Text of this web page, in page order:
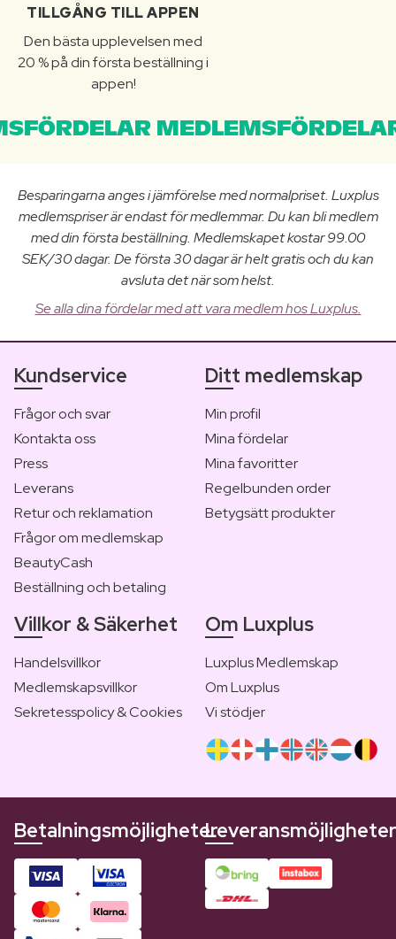
TILLGÅNG TILL APPEN
Den bästa upplevelsen med
20 % på din första beställning i
appen!
Besparingarna anges i jämförelse med normalpriset. Luxplus
medlemspriser är endast för medlemmar. Du kan bli medlem
med din första beställning. Medlemskapet kostar 99.00
SEK/30 dagar. De första 30 dagar är helt gratis och du kan
avsluta det när som helst.
Se alla dina fördelar med att vara medlem hos Luxplus.
Kundservice
Frågor och svar
Kontakta oss
Press
Leverans
Retur och reklamation
Frågor om medlemskap
BeautyCash
Beställning och betaling
Ditt medlemskap
Min profil
Mina fördelar
Mina favoritter
Regelbunden order
Betygsätt produkter
Villkor & Säkerhet
Handelsvillkor
Medlemskapsvillkor
Sekretesspolicy & Cookies
Om Luxplus
Luxplus Medlemskap
Om Luxplus
Vi stödjer
BetalningsmöjligheterLeveransmöjligheter